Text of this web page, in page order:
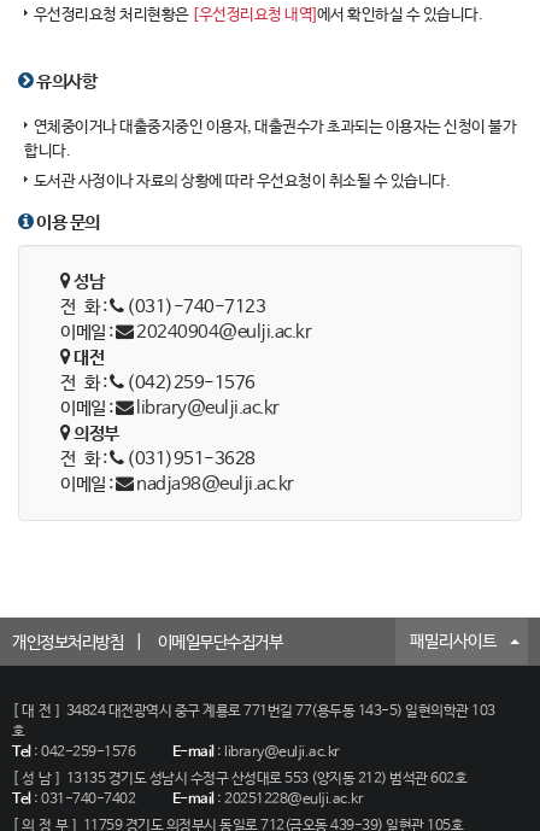
우선정리요청 처리현황은 [우선정리요청 내역] 에서 확인하실 수 있습니다.
유의사항
연체중이거나 대출중지중인 이용자, 대출권수가 초과되는 이용자는 신청이 불가
합니다.
도서관 사정이나 자료의 상황에 따라 우선요청이 취소될 수 있습니다.
이용 문의
성남
전 화 :
(031)-740-7123
이메일 :
20240904@eulji.ac.kr
대전
전 화 :
(042)259-1576
이메일 :
library@eulji.ac.kr
의정부
전 화 :
(031)951-3628
이메일 :
nadja98@eulji.ac.kr
개인정보처리방침 이메일무단수집거부 패밀리사이트
[대전]
34824 대전광역시 중구 계룡로 771번길 77(용두동 143-5) 일현의학관 103
호
Tel: 042-259-1576 E-mail: library@eulji.ac.kr
[성남]
13135 경기도 성남시 수정구 산성대로 553 (양지동 212) 범석관 602호
Tel: 031-740-7402 E-mail: 20251228@eulji.ac.kr
[의정부]
11759 경기도 의정부시 동일로 712(금오동 439-39) 일현관 105호